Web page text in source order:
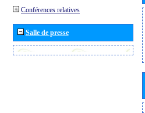
Conférences relatives
Salle de presse